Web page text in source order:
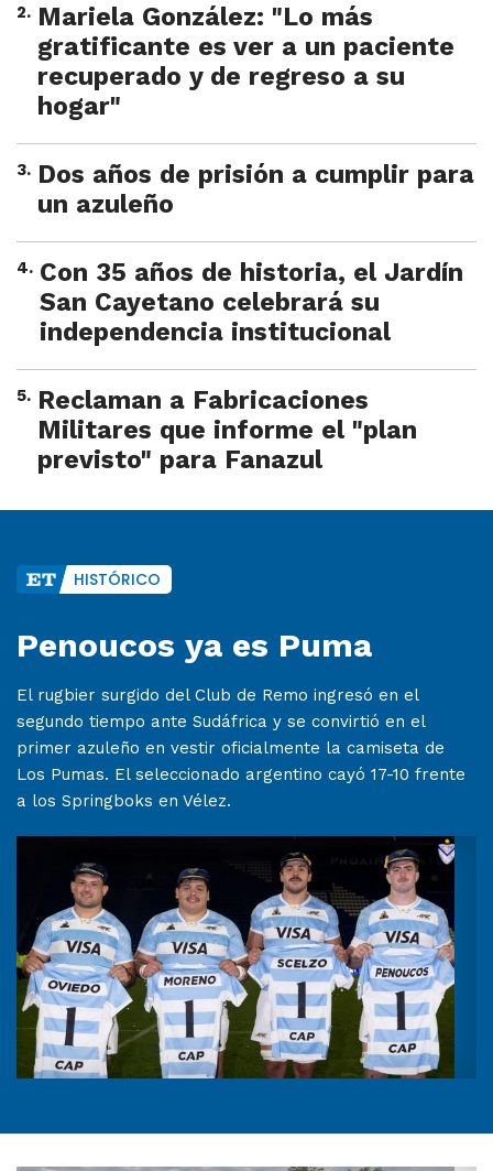
2. Mariela González: "Lo más
gratificante es ver a un paciente
recuperado y de regreso a su
hogar"
3. Dos años de prisión a cumplir para
un azuleño
4. Con 35 años de historia, el Jardín
San Cayetano celebrará su
independencia institucional
5. Reclaman a Fabricaciones
Militares que informe el "plan
previsto" para Fanazul
HISTÓRICO
Penoucos ya es Puma
El rugbier surgido del Club de Remo ingresó en el
segundo tiempo ante Sudáfrica y se convirtió en el
primer azuleño en vestir oficialmente la camiseta de
Los Pumas. El seleccionado argentino cayó 17-10 frente
a los Springboks en Vélez.